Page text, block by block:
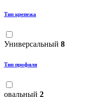
Тип крепежа
Универсальный 8
Тип профиля
овальный 2